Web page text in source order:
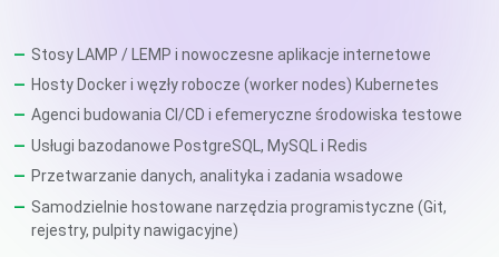
Stosy LAMP / LEMP i nowoczesne aplikacje internetowe
Hosty Docker i węzły robocze (worker nodes) Kubernetes
Agenci budowania CI/CD i efemeryczne środowiska testowe
Usługi bazodanowe PostgreSQL, MySQL i Redis
Przetwarzanie danych, analityka i zadania wsadowe
Samodzielnie hostowane narzędzia programistyczne (Git,
rejestry, pulpity nawigacyjne)